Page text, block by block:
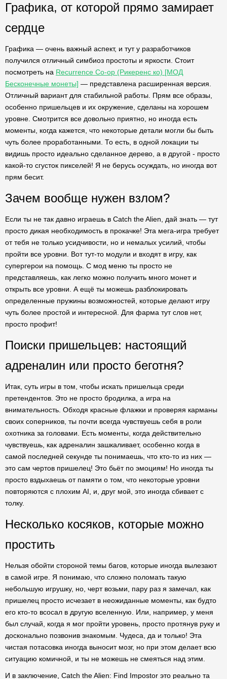
Графика, от которой прямо замирает
сердце
Графика — очень важный аспект, и тут у разработчиков
получился отличный симбиоз простоты и яркости. Стоит
посмотреть на Recurrence Co-op (Рикеренс ко) [МОД
Бесконечные монеты] — представлена расширенная версия.
Отличный вариант для стабильной работы. Прям все образы,
особенно пришельцев и их окружение, сделаны на хорошем
уровне. Смотрится все довольно приятно, но иногда есть
моменты, когда кажется, что некоторые детали могли бы быть
чуть более проработанными. То есть, в одной локации ты
видишь просто идеально сделанное дерево, а в другой - просто
какой-то сгусток пикселей! Я не берусь осуждать, но иногда вот
прям бесит.
Зачем вообще нужен взлом?
Если ты не так давно играешь в Catch the Alien, дай знать — тут
просто дикая необходимость в прокачке! Эта мега-игра требует
от тебя не только усидчивости, но и немалых усилий, чтобы
пройти все уровни. Вот тут-то модули и входят в игру, как
супергерои на помощь. С мод меню ты просто не
представляешь, как легко можно получить много монет и
открыть все уровни. А ещё ты можешь разблокировать
определенные пружины возможностей, которые делают игру
чуть более простой и интересной. Для фарма тут слов нет,
просто профит!
Поиски пришельцев: настоящий
адреналин или просто беготня?
Итак, суть игры в том, чтобы искать пришельца среди
претендентов. Это не просто бродилка, а игра на
внимательность. Обходя красные флажки и проверяя карманы
своих соперников, ты почти всегда чувствуешь себя в роли
охотника за головами. Есть моменты, когда действительно
чувствуешь, как адреналин зашкаливает, особенно когда в
самой последней секунде ты понимаешь, что кто-то из них —
это сам чертов пришелец! Это бьёт по эмоциям! Но иногда ты
просто вздыхаешь от памяти о том, что некоторые уровни
повторяются с плохим AI, и, друг мой, это иногда сбивает с
толку.
Несколько косяков, которые можно
простить
Нельзя обойти стороной темы багов, которые иногда вылезают
в самой игре. Я понимаю, что сложно поломать такую
небольшую игрушку, но, черт возьми, пару раз я замечал, как
пришелец просто исчезает в неожиданные моменты, как будто
его кто-то всосал в другую вселенную. Или, например, у меня
был случай, когда я мог пройти уровень, просто протянув руку и
досконально позвонив знакомым. Чудеса, да и только! Эта
чистая потасовка иногда выносит мозг, но при этом делает всю
ситуацию комичной, и ты не можешь не смеяться над этим.
И в заключение, Catch the Alien: Find Impostor это реально та